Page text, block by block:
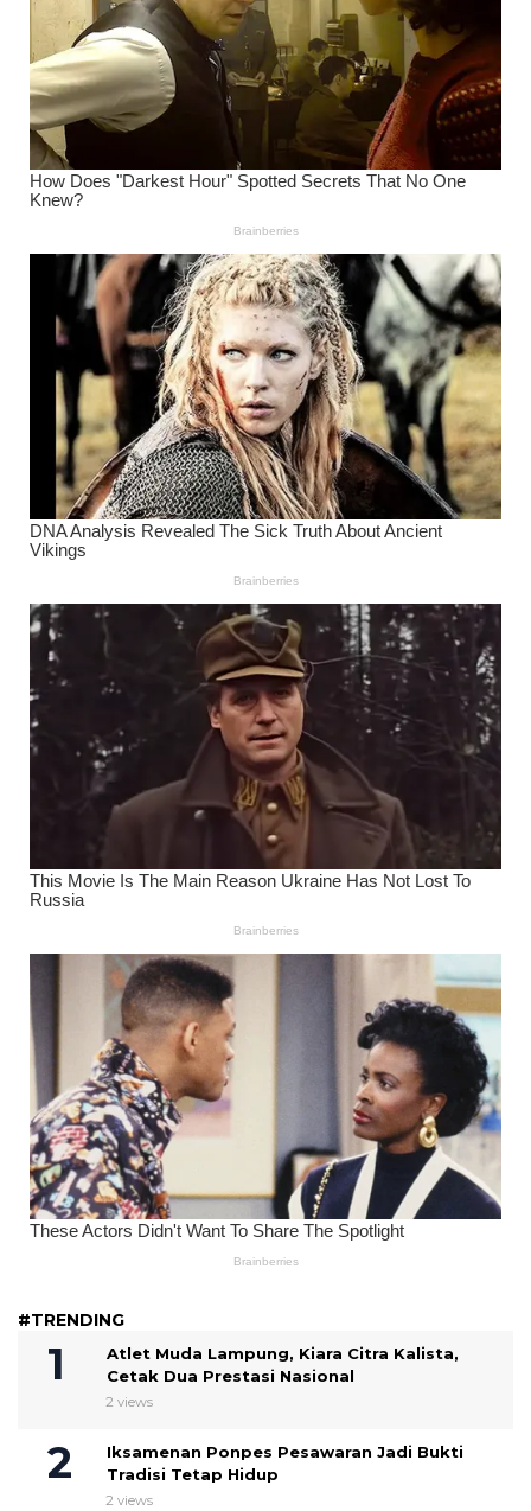
#TRENDING
Atlet Muda Lampung, Kiara Citra Kalista,
Cetak Dua Prestasi Nasional
2 views
Iksamenan Ponpes Pesawaran Jadi Bukti
Tradisi Tetap Hidup
2 views